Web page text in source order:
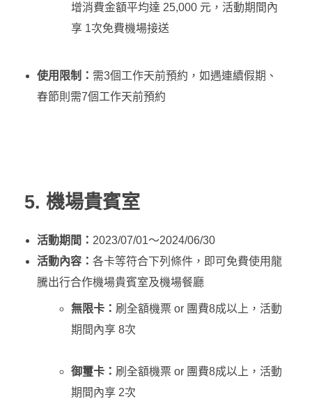
增消費金額平均達 25,000 元，活動期間內
享 1次免費機場接送
使用限制： 需3個工作天前預約，如遇連續假期、
春節則需7個工作天前預約
5. 機場貴賓室
活動期間： 2023/07/01～2024/06/30
活動內容： 各卡等符合下列條件，即可免費使用龍
騰出行合作機場貴賓室及機場餐廳
無限卡： 刷全額機票 or 團費8成以上，活動
期間內享 8次
御璽卡： 刷全額機票 or 團費8成以上，活動
期間內享 2次